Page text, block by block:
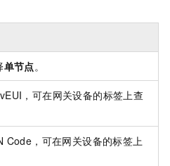
单节点。
，可在网关设备的标签上查
Code，可在网关设备的标签上